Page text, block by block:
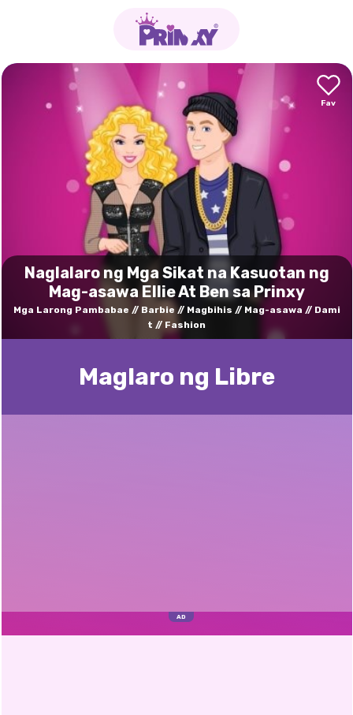
Naglalaro ng Mga Sikat na Kasuotan ng
Mag-asawa Ellie At Ben sa Prinxy
Mga Larong Pambabae Barbie Magbihis Mag-asawa
Dami
t
Fashion
Maglaro ng Libre